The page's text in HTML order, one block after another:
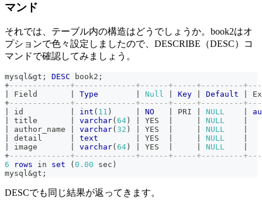
マンド
それでは、テーブル内の構造はどうでしょうか。book2はオ
プションで色々設定しましたので、DESCRIBE（DESC）コ
マンドで確認してみましょう。
mysql&gt ; DESC book2 ;
+-------------+-------------+------+-----+---------
Field Type Null Key Default
+-------------+-------------+------+-----+---------
id int ( 11 ) NO PRI NULL
title varchar( 64 ) YES NULL
author_name varchar( 32 ) YES NULL
detail text YES NULL
image varchar( 64 ) YES NULL
+-------------+-------------+------+-----+---------
6
rows in set ( 0.00 sec )
mysql&gt ;
DESCでも同じ結果が返ってきます。